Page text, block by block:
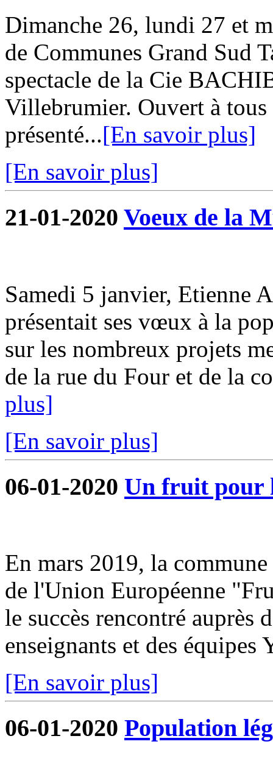
Dimanche 26, lundi 27 et
de Communes Grand Sud
spectacle de la Cie
Villebrumier. Ouvert à tous
présenté...[En savoir plus]
[En savoir plus]
21-01-2020 Voeux de la
Samedi 5 janvier, Etienne
présentait ses vœux à la
sur les nombreux projets
de la rue du Four et de la
plus]
[En savoir plus]
06-01-2020 Un fruit pour
En mars 2019, la
de l'Union Européenne
le succès rencontré auprès
enseignants et des
[En savoir plus]
06-01-2020 Population